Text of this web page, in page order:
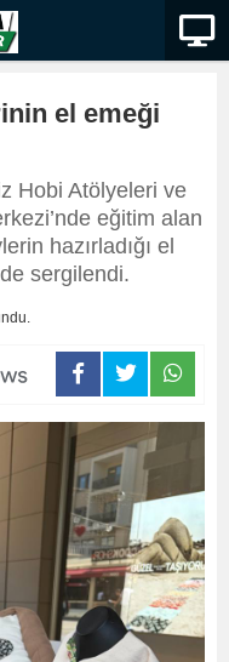
el emeği
Hobi Atölyeleri ve
eğitim alan
hazırladığı el
sergilendi.